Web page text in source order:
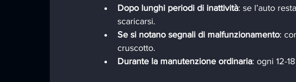
Dopo lunghi periodi di inattività: se l’auto
scaricarsi.
Se si notano segnali di malfunzionamento:
cruscotto.
Durante la manutenzione ordinaria: ogni 12-